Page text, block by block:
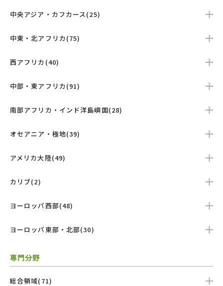
中央アジア・カフカース(25)
中東・北アフリカ(75)
西アフリカ(40)
中部・東アフリカ(91)
南部アフリカ・インド洋島嶼国(28)
オセアニア・極地(39)
アメリカ大陸(49)
カリブ(2)
ヨーロッパ西部(48)
ヨーロッパ東部・北部(30)
専門分野
総合領域(71)